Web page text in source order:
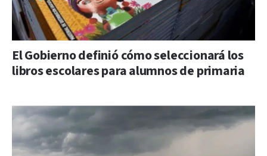
El Gobierno definió cómo seleccionará los
libros escolares para alumnos de primaria